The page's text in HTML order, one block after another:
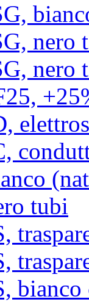
nero
nero
tubi
bianco